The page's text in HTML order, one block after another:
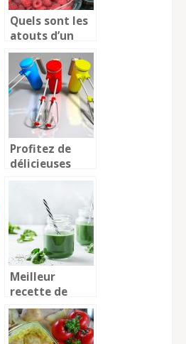
Quels sont les
atouts d’un
bac gastro ?
Profitez de
délicieuses
Meilleur
recette de
smoothie à la
spiruline vert